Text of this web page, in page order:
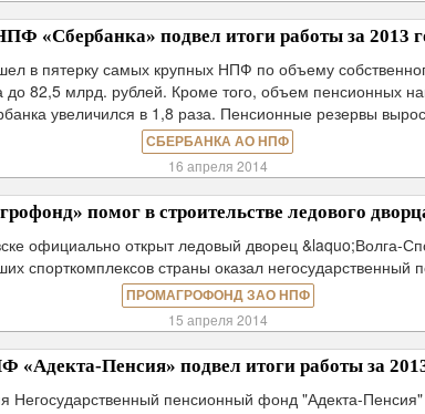
«Сбербанка» подвел итоги работы за 2013
в пятерку самых крупных НПФ по объему
до 82,5 млрд. рублей. Кроме того, объем пенсионных
увеличился в 1,8 раза. Пенсионные резервы
СБЕРБАНКА АО НПФ
16 апреля 2014
помог в строительстве ледового
официально открыт ледовый дворец &laquo;Волга-
спорткомплексов страны оказал
ПРОМАГРОФОНД ЗАО НПФ
15 апреля 2014
«Адекта-Пенсия» подвел итоги работы за
Негосударственный пенсионный фонд "Адекта-